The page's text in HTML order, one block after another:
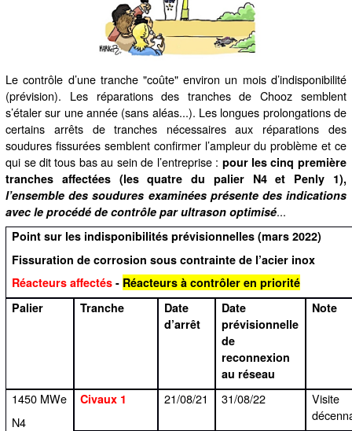
Le contrôle d’une tranche "coûte" environ un mois d’indisponibilité
(prévision). Les réparations des tranches de Chooz semblent
s’étaler sur une année (sans aléas...). Les longues prolongations de
certains arrêts de tranches nécessaires aux réparations des
soudures fissurées semblent confirmer l’ampleur du problème et ce
qui se dit tous bas au sein de l’entreprise : pour les cinq première
tranches affectées (les quatre du palier N4 et Penly 1),
l’ensemble des soudures examinées présente des indications
avec le procédé de contrôle par ultrason optimisé...
Point sur les indisponibilités prévisionnelles (mars 2022)
Fissuration de corrosion sous contrainte de l’acier inox
Réacteurs affectés - Réacteurs à contrôler en priorité
Palier
Tranche
Date
d’arrêt
Date
prévisionnelle
de
reconnexion
au réseau
Note
1450 MWe
N4
Civaux 1 21/08/21 31/08/22
Visite